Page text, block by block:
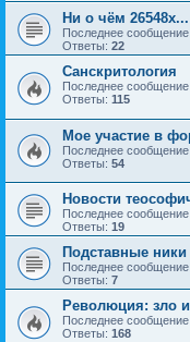
Ни о чём 26548х...
Последнее сообщение
Ответы: 22
Санскритология
Последнее сообщение
Ответы: 115
Мое участие в
Последнее сообщение
Ответы: 54
Новости
Последнее сообщение
Ответы: 19
Подставные
Последнее сообщение
Ответы: 7
Революция: зло
Последнее сообщение
Ответы: 168